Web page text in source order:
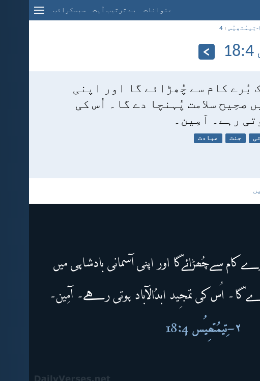
عنوانات بے ترتیب آیت سبسکرائب
›
4
بُرے کام سے چُھڑائے گا اور اپنی
صحِیح سلامت پُہنچا دے گا۔ اُس کی
رہے۔ آمِین۔
جنت عبادت